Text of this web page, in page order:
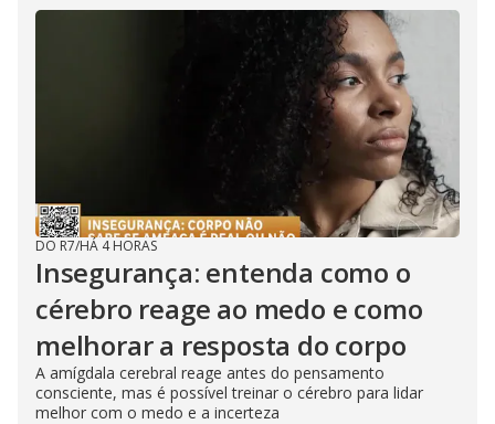
DO R7/HÁ 4 HORAS
Insegurança: entenda como o
cérebro reage ao medo e como
melhorar a resposta do corpo
A amígdala cerebral reage antes do pensamento
consciente, mas é possível treinar o cérebro para lidar
melhor com o medo e a incerteza